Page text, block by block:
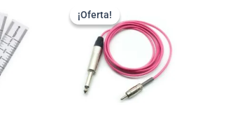
¡Oferta!
¡Oferta!
precio
original
era:
30.25€.
actual
es:
12.08€.